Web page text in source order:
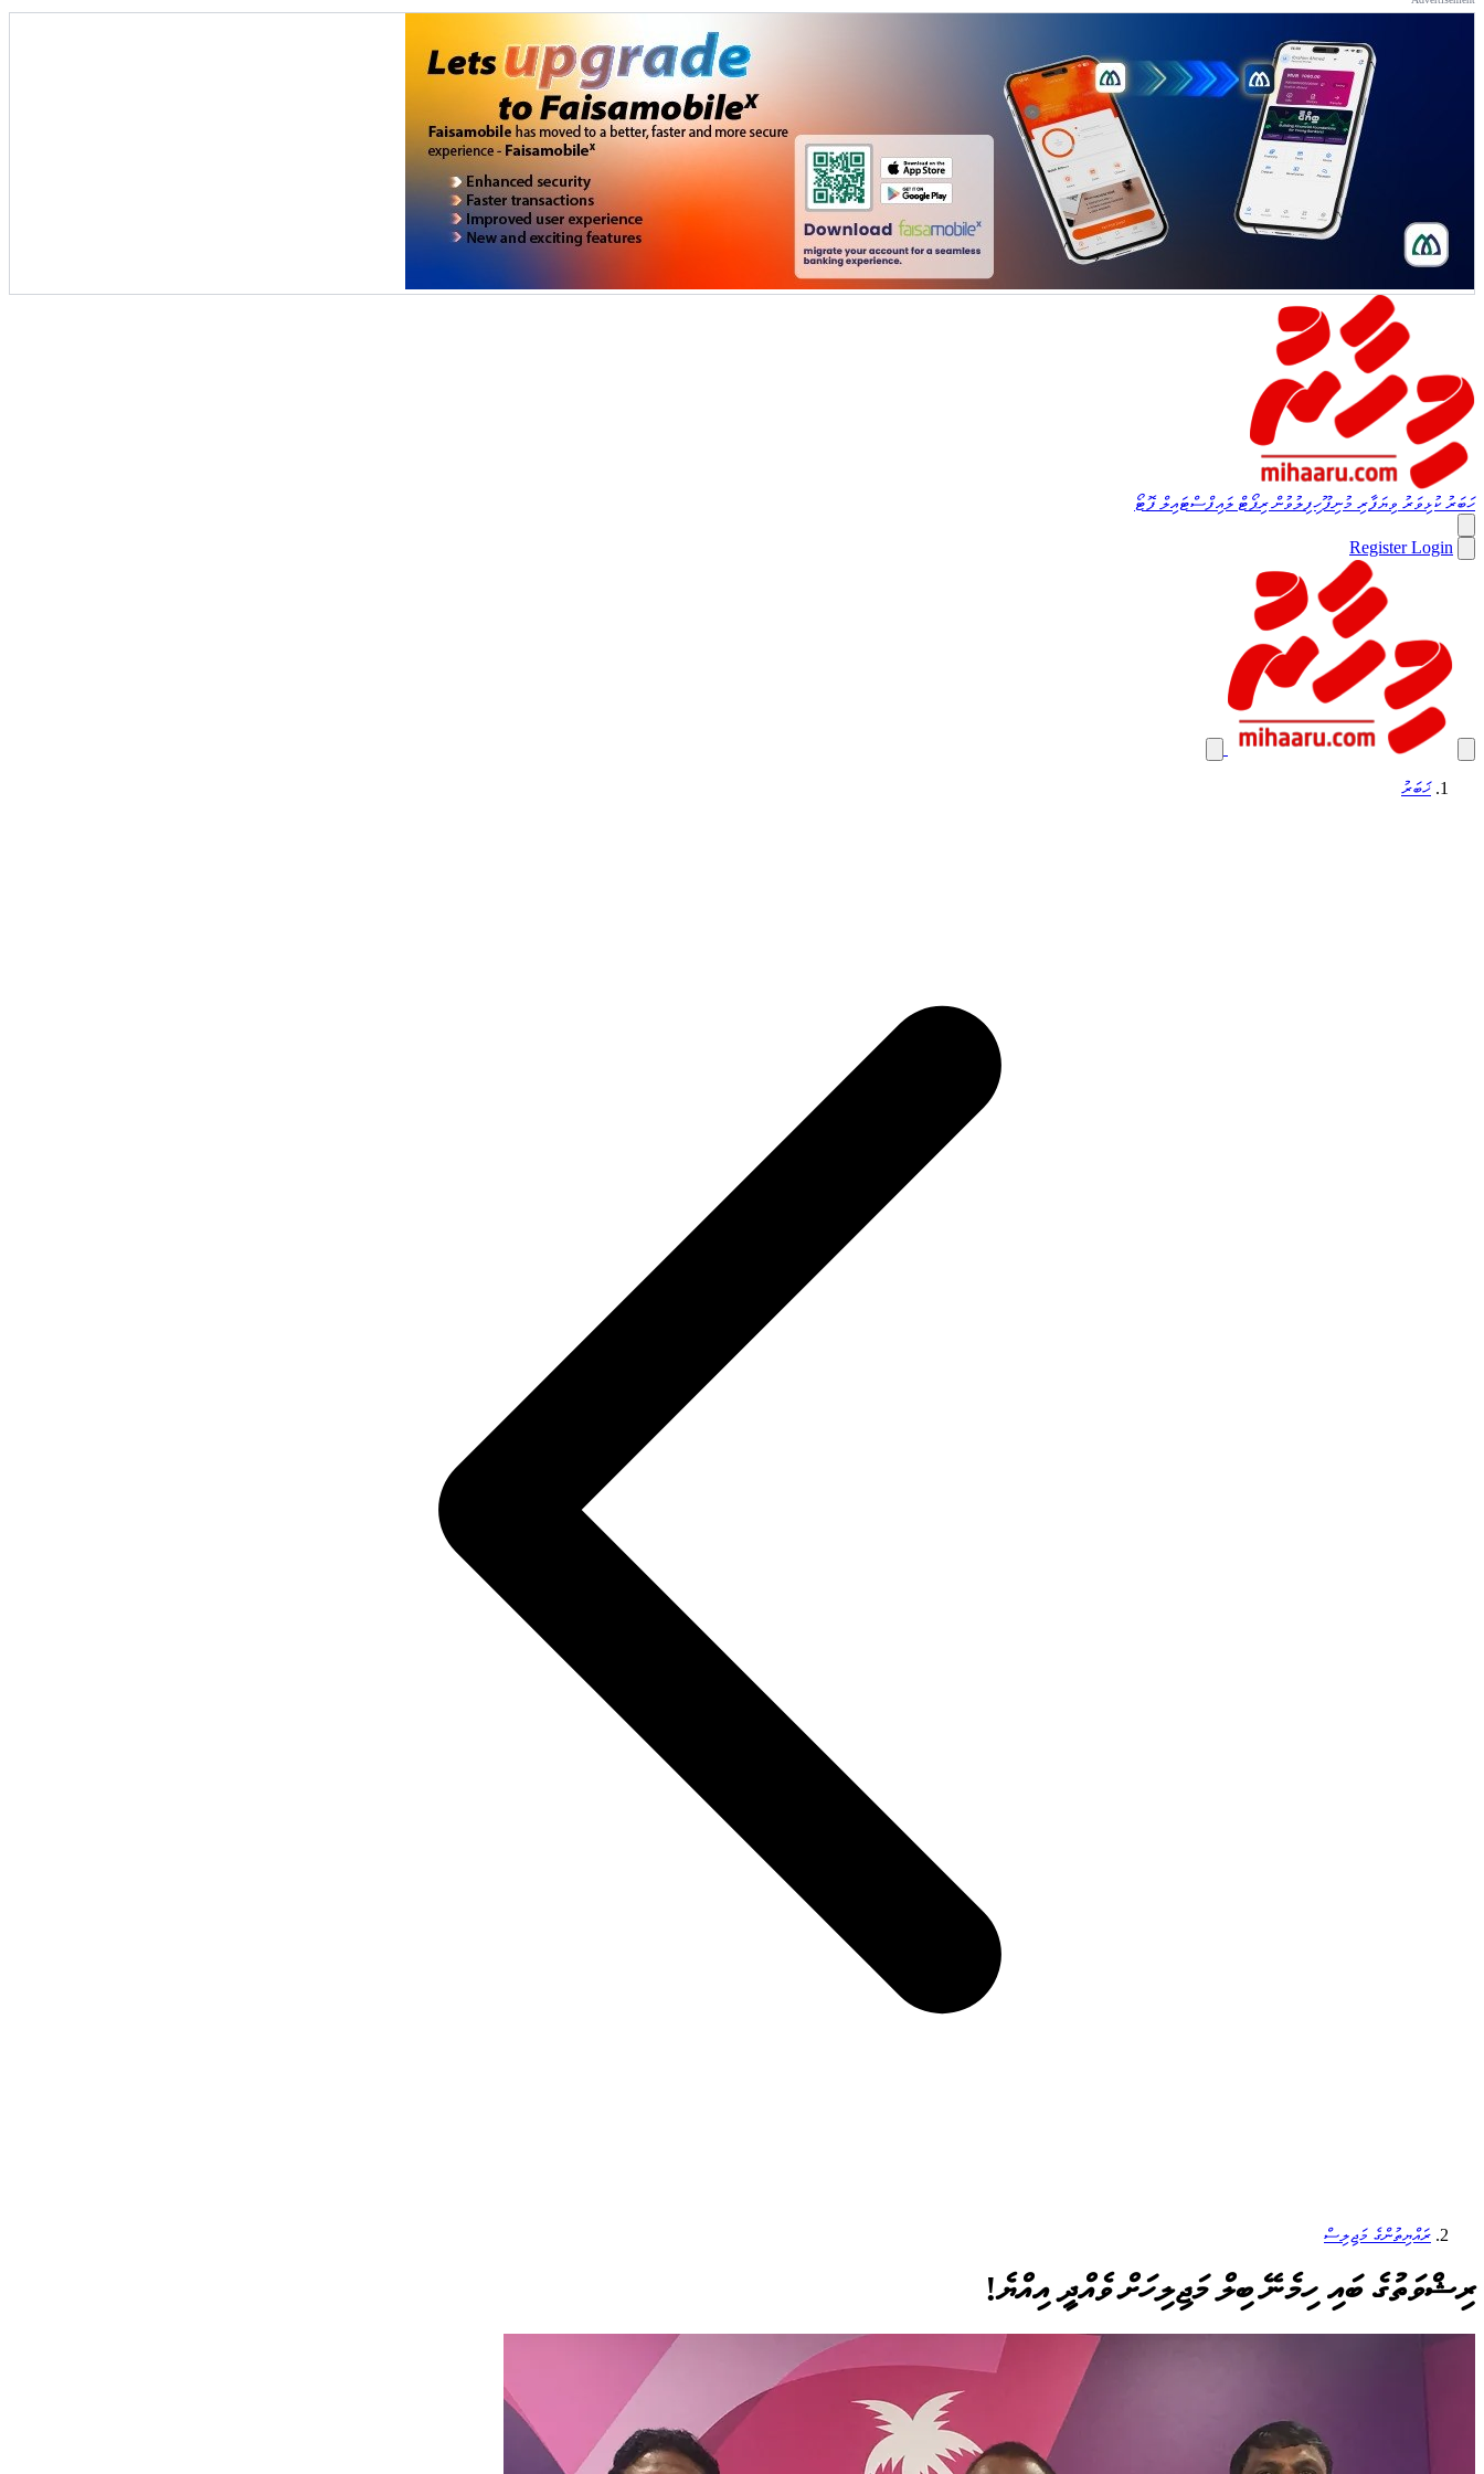
ހަބަރުކުޅިވަރު ވިޔަފާރި މުނިފޫހިފިލުވުންރިޕޯޓް ލައިފްސްޓައިލް ފޮޓޯ
RegisterLogin
ޚަބަރު
ރައްޔިތުންގެ މަޖިލިސް
ރިޝްވަތުގެ ބައި ހިމެނޭ ބިލް މަޖިލިހަށް ވެއްދީ އިއްޔެ!